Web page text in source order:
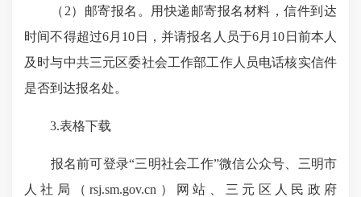
（2）邮寄报名。用快递邮寄报名材料，信件到达
时间不得超过6月10日，并请报名人员于6月10日前本人
及时与中共三元区委社会工作部工作人员电话核实信件
是否到达报名处。
3.表格下载
报名前可登录“三明社会工作”微信公众号、三明市
人社局（rsj.sm.gov.cn）网站、三元区人民政府